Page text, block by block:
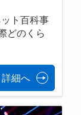
ト百科事
どのくら
詳細へ